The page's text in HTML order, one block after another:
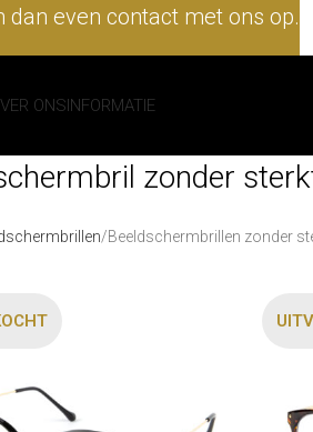
ONSINFORMATIE
zonder
Beeldschermbrillen zonder
dan even contact met ons op.